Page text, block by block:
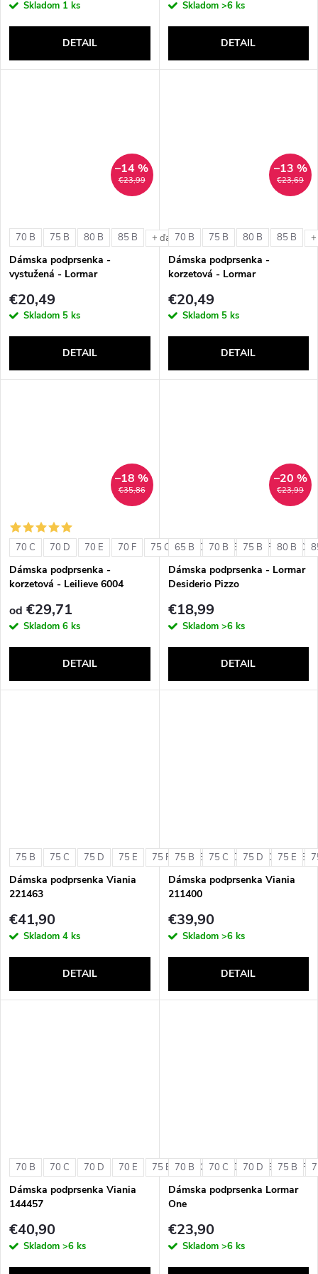
Skladom 1 ks
DETAIL
Skladom >6 ks
DETAIL
€23,99
–14 %
70 B 75 B 80 B 85 B + ďalšie
Dámska podprsenka -
vystužená - Lormar
€20,49
Skladom 5 ks
DETAIL
€23,69
–13 %
70 B 75 B 80 B 85 B
Dámska podprsenka -
korzetová - Lormar
€20,49
Skladom 5 ks
DETAIL
€35,86
–18 %
70 C 70 D 70 E 70 F 75 C 75 D 75 E 75 F 80 C
Dámska podprsenka -
korzetová - Leilieve 6004
od €29,71
Skladom 6 ks
DETAIL
€23,99
–20 %
65 B 70 B 75 B 80 B
Dámska podprsenka - Lormar
Desiderio Pizzo
€18,99
Skladom >6 ks
DETAIL
75 B 75 C 75 D 75 E 75 F 80 B 80 C 80 D 80 E
Dámska podprsenka Viania
221463
€41,90
Skladom 4 ks
DETAIL
75 B 75 C 75 D 75 E
Dámska podprsenka Viania
211400
€39,90
Skladom >6 ks
DETAIL
70 B 70 C 70 D 70 E 75 B 75 C 75 D 75 E 75 F
Dámska podprsenka Viania
144457
€40,90
Skladom >6 ks
70 B 70 C 70 D 75 B
Dámska podprsenka Lormar
One
€23,90
Skladom >6 ks